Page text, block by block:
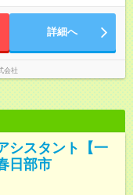
】試用期
態、給与は本採用時と同
が基本です
に負担のない勤務体制で
詳細へ
会社
シスタント【一
日部市